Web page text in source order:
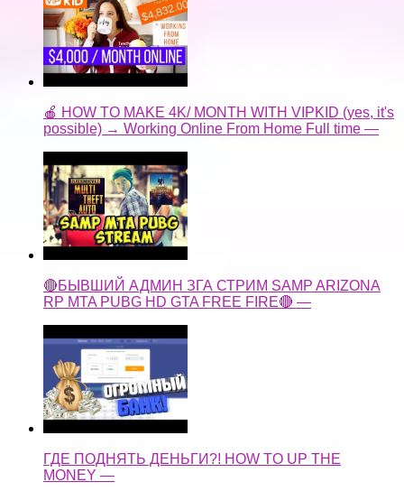
🍎 HOW TO MAKE 4K/ MONTH WITH VIPKID (yes, it's
possible) → Working Online From Home Full time —
🔴БЫВШИЙ АДМИН ЗГА СТРИМ SAMP ARIZONA
RP MTA PUBG HD GTA FREE FIRE🔴 —
ГДЕ ПОДНЯТЬ ДЕНЬГИ?! HOW TO UP THE
MONEY —